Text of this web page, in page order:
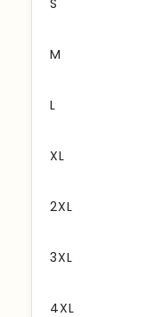
M
L
XL
2XL
3XL
4XL